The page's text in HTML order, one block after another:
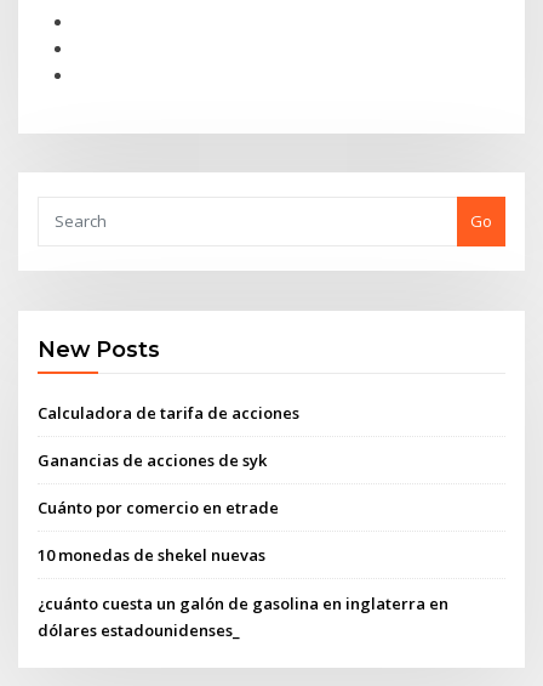
Go
New Posts
Calculadora de tarifa de acciones
Ganancias de acciones de syk
Cuánto por comercio en etrade
10 monedas de shekel nuevas
¿cuánto cuesta un galón de gasolina en inglaterra en
dólares estadounidenses_